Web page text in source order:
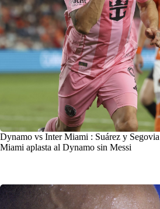
Dynamo vs Inter Miami : Suárez y
Miami aplasta al Dynamo sin Messi